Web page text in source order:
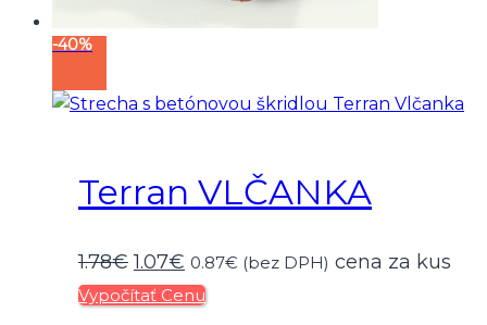
-40%
Terran VLČANKA
1.78€Pôvodná
cena
1.07€ Aktuálna
cena
0.87€ (bez DPH) cena za kus
Vypočítať Cenu